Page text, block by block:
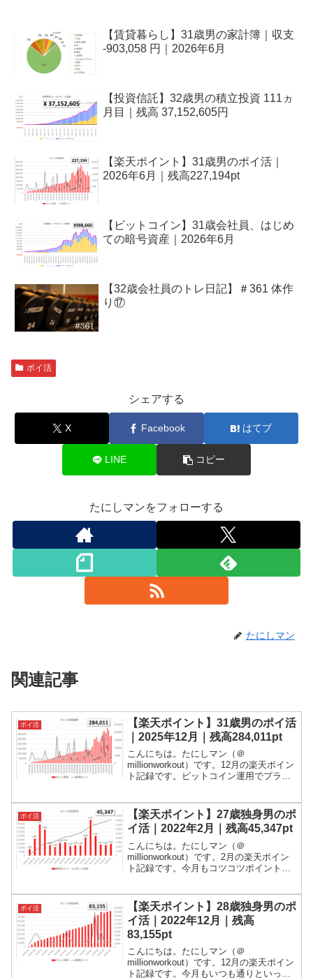
【賃貸暮らし】31歳男の家計簿｜収支
-903,058 円｜2026年6月
【投資信託】32歳男の積立投資 111ヵ
月目｜残高 37,152,605円
【楽天ポイント】31歳男のポイ活｜
2026年6月｜残高227,194pt
【ビットコイン】31歳会社員、はじめ
ての暗号資産｜2026年6月
【32歳会社員のトレ日記】＃361 体作
り⑰
ポイ活
シェアする
X Facebook はてブ
LINE コピー
たにしマンをフォローする
たにしマン
関連記事
ポイ活
【楽天ポイント】31歳男のポイ活
｜2025年12月｜残高284,011pt
こんにちは。たにしマン（＠
millionworkout）です。12月の楽天ポイン
ト記録です。ビットコイン運用でプラス
ポイント活動の略です。世の中には様々
なポイントがあ...
ポイ活
【楽天ポイント】27歳独身男のポ
イ活｜2022年2月｜残高45,347pt
こんにちは。たにしマン（＠
millionworkout）です。2月の楽天ポイン
ト記録です。今月もコツコツポイントを
す。世の中には様々なポイントがありま
すが、私が活用してい...
ポイ活
【楽天ポイント】28歳独身男のポ
イ活｜2022年12月｜残高
83,155pt
こんにちは。たにしマン（＠
millionworkout）です。12月の楽天ポイン
ト記録です。今月もいつも通りといった